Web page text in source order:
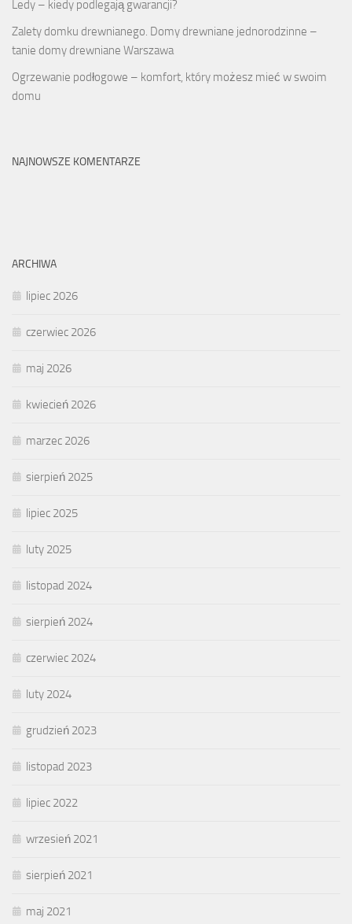
Ledy – kiedy podlegają gwarancji?
Zalety domku drewnianego. Domy drewniane jednorodzinne –
tanie domy drewniane Warszawa
Ogrzewanie podłogowe – komfort, który możesz mieć w swoim
domu
NAJNOWSZE KOMENTARZE
ARCHIWA
lipiec 2026
czerwiec 2026
maj 2026
kwiecień 2026
marzec 2026
sierpień 2025
lipiec 2025
luty 2025
listopad 2024
sierpień 2024
czerwiec 2024
luty 2024
grudzień 2023
listopad 2023
lipiec 2022
wrzesień 2021
sierpień 2021
maj 2021